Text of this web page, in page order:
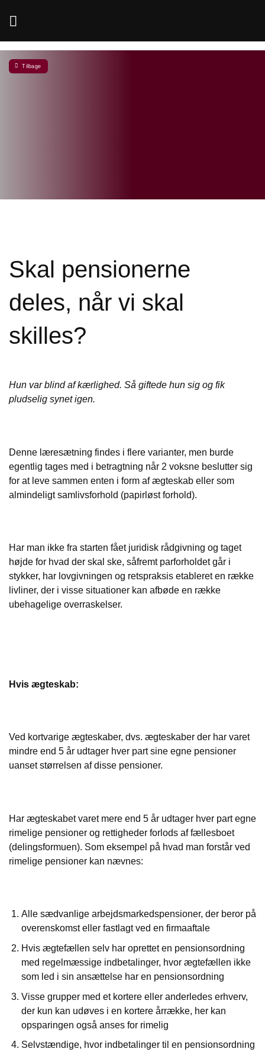
Tilbage
Skal pensionerne
deles, når vi skal
skilles?
Hun var blind af kærlighed. Så giftede hun sig og fik
pludselig synet igen.
Denne læresætning findes i flere varianter, men burde
egentlig tages med i betragtning når 2 voksne beslutter sig
for at leve sammen enten i form af ægteskab eller som
almindeligt samlivsforhold (papirløst forhold).
Har man ikke fra starten fået juridisk rådgivning og taget
højde for hvad der skal ske, såfremt parforholdet går i
stykker, har lovgivningen og retspraksis etableret en række
livliner, der i visse situationer kan afbøde en række
ubehagelige overraskelser.
Hvis ægteskab:
Ved kortvarige ægteskaber, dvs. ægteskaber der har varet
mindre end 5 år udtager hver part sine egne pensioner
uanset størrelsen af disse pensioner.
Har ægteskabet varet mere end 5 år udtager hver part egne
rimelige pensioner og rettigheder forlods af fællesboet
(delingsformuen). Som eksempel på hvad man forstår ved
rimelige pensioner kan nævnes:
Alle sædvanlige arbejdsmarkedspensioner, der beror på
overenskomst eller fastlagt ved en firmaaftale
Hvis ægtefællen selv har oprettet en pensionsordning
med regelmæssige indbetalinger, hvor ægtefællen ikke
som led i sin ansættelse har en pensionsordning
Visse grupper med et kortere eller anderledes erhverv,
der kun kan udøves i en kortere årrække, her kan
opsparingen også anses for rimelig
Selvstændige, hvor indbetalinger til en pensionsordning